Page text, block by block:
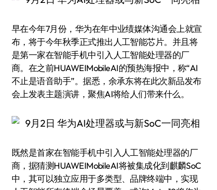
早在今年7月份，华为在年中业绩媒体沟通会上就宣
布，将于今年秋季正式推出人工智能芯片。并且将
是第一家在智能手机中引入人工智能处理器的厂
商。在之前HUAWEIMobileAI的预热海报中，称“AI
不止是语音助手”。据悉，余承东将在此次新品发布
会上发表主题演讲，聚焦AI将给人们带来什么。
既然是首家在智能手机中引入人工智能处理器的厂
商，据猜测HUAWEIMobileAI将被集成化到麒麟SoC
中，其可以独立应用于多类型、品牌终端中，实现